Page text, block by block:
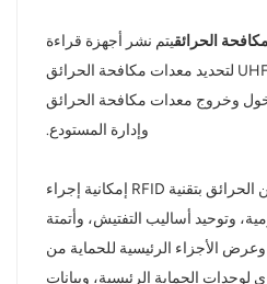
يتم نشر أجهزة قراءة
UHF RFID وهوائيات UHF RFID لتحديد معدات مكافحة الحرائق
وخروج معدات مكافحة الحرائق
وإدارة المستودع.
تُتيح منصة الحماية الذكية من الحرائق بتقنية RFID إمكانية إجراء
وتوحيد أساليب التفتيش، وأتمتة
الأجزاء الرئيسية للحماية من
لوحدات الحماية الرئيسية، وبيانات